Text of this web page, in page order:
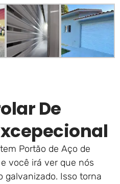
De
Portão de Aço de
você irá ver que nós
galvanizado. Isso torna